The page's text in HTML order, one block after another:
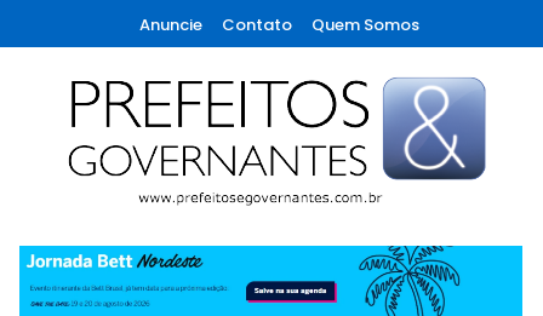
To
Content
Anuncie Contato Quem Somos
Prefeitos & Governantes